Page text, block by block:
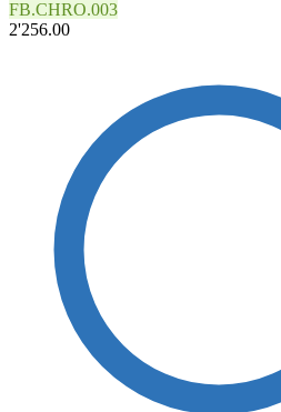
FB.CHRO.003
2'256.00